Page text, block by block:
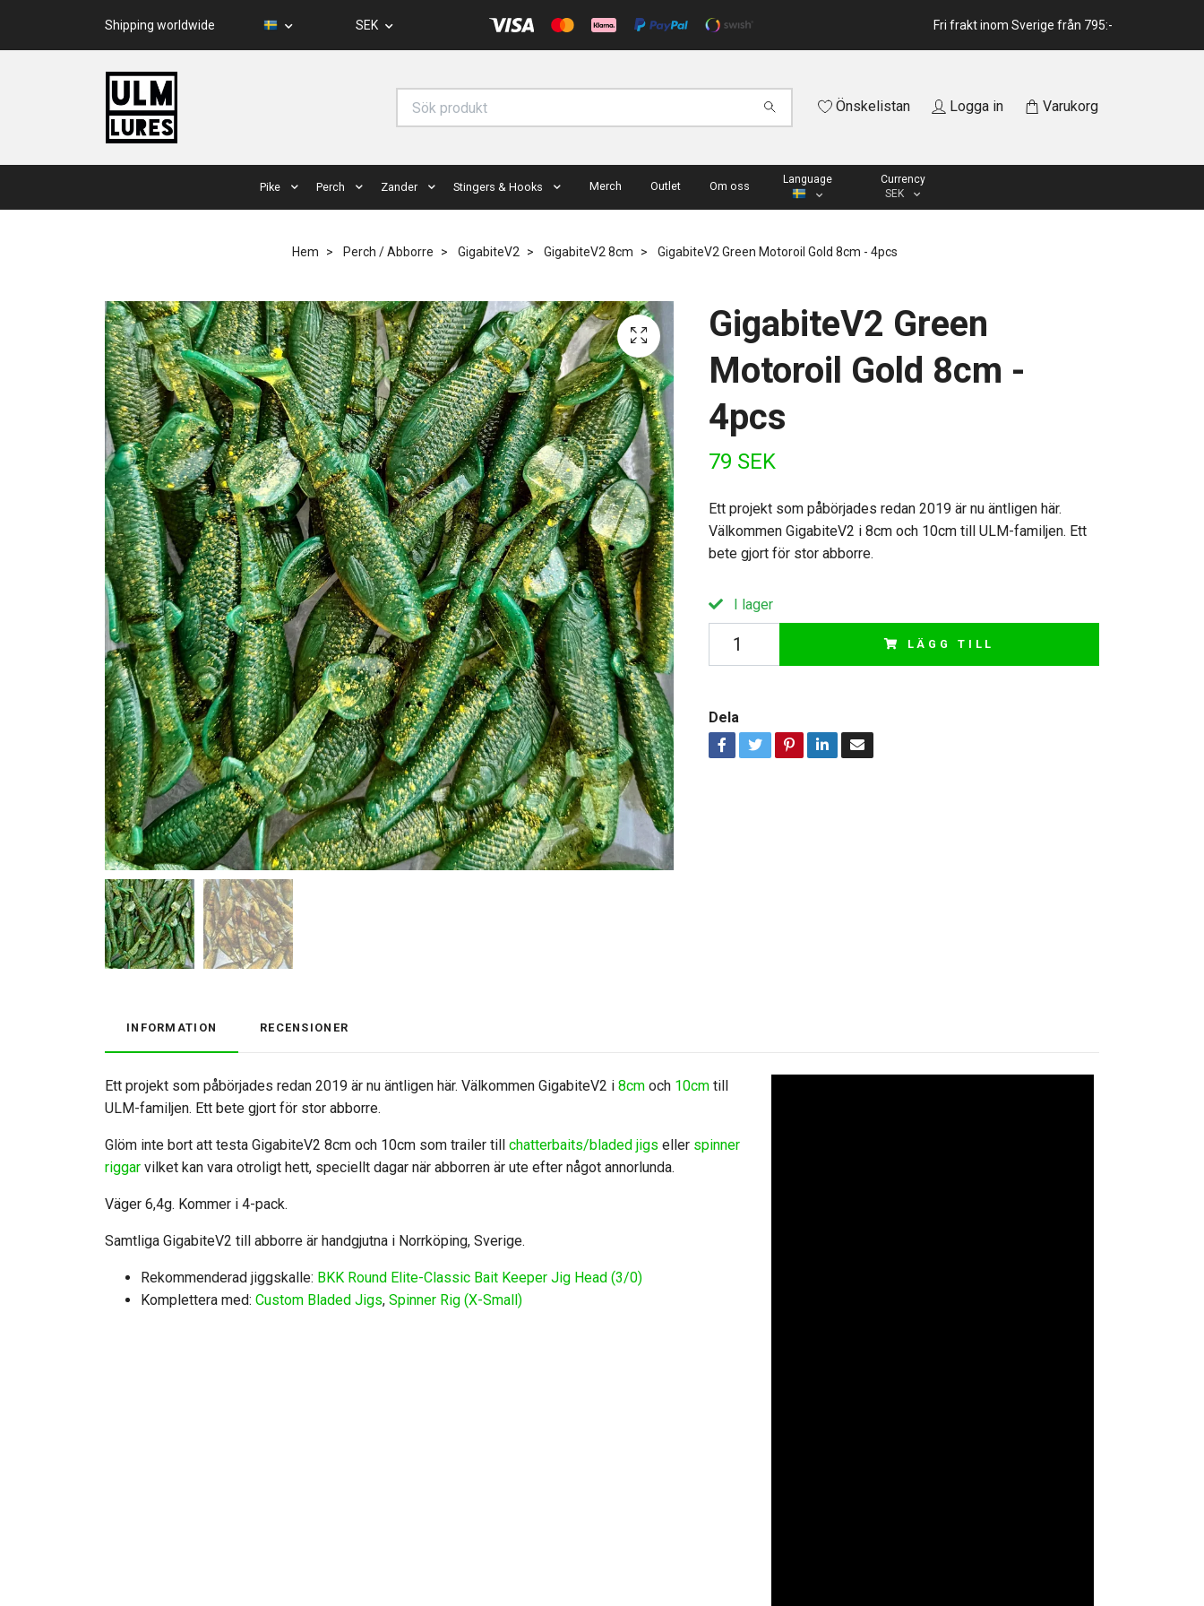
Shipping worldwide SEK Fri frakt inom Sverige från 795:-
Önskelistan Logga in Varukorg
Pike Perch Zander Stingers & Hooks Merch Outlet Om oss Language
Currency
SEK
Hem Perch / Abborre GigabiteV2 GigabiteV2 8cm GigabiteV2 Green Motoroil Gold 8cm - 4pcs
GigabiteV2 Green
Motoroil Gold 8cm -
4pcs
79 SEK
Ett projekt som påbörjades redan 2019 är nu äntligen här.
Välkommen GigabiteV2 i 8cm och 10cm till ULM-familjen. Ett
bete gjort för stor abborre.
I lager
LÄGG TILL
Dela
INFORMATION RECENSIONER
Ett projekt som påbörjades redan 2019 är nu äntligen här. Välkommen GigabiteV2 i 8cm och 10cm till
ULM-familjen. Ett bete gjort för stor abborre.
Glöm inte bort att testa GigabiteV2 8cm och 10cm som trailer till chatterbaits/bladed jigs eller spinner
riggar vilket kan vara otroligt hett, speciellt dagar när abborren är ute efter något annorlunda.
Väger 6,4g. Kommer i 4-pack.
Samtliga GigabiteV2 till abborre är handgjutna i Norrköping, Sverige.
Rekommenderad jiggskalle: BKK Round Elite-Classic Bait Keeper Jig Head (3/0)
Komplettera med: Custom Bladed Jigs, Spinner Rig (X-Small)